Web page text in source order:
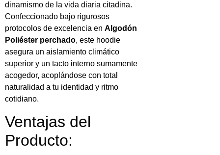
dinamismo de la vida diaria citadina.
Confeccionado bajo rigurosos
protocolos de excelencia en Algodón
Poliéster perchado, este hoodie
asegura un aislamiento climático
superior y un tacto interno sumamente
acogedor, acoplándose con total
naturalidad a tu identidad y ritmo
cotidiano.
Ventajas del
Producto: